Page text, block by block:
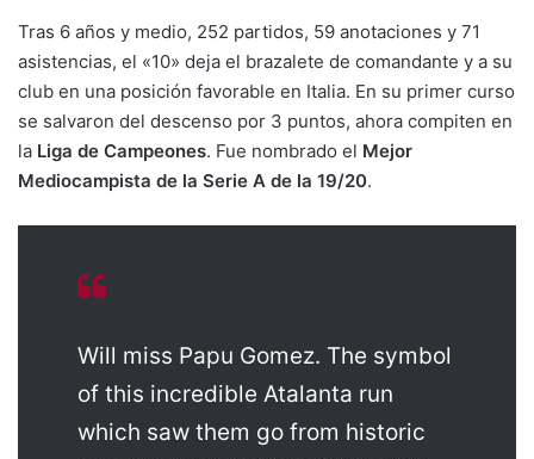
Tras 6 años y medio, 252 partidos, 59 anotaciones y 71
asistencias, el «10» deja el brazalete de comandante y a su
club en una posición favorable en Italia. En su primer curso
se salvaron del descenso por 3 puntos, ahora compiten en
la Liga de Campeones. Fue nombrado el Mejor
Mediocampista de la Serie A de la 19/20.
Will miss Papu Gomez. The symbol
of this incredible Atalanta run
which saw them go from historic